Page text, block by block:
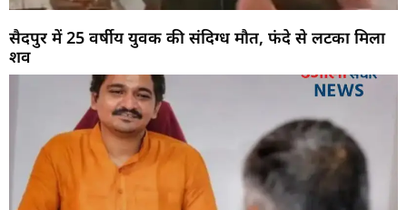
सैदपुर में 25 वर्षीय युवक की संदिग्ध मौत, फंदे से लटका मिला
शव